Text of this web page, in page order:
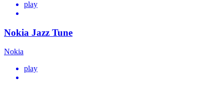
play
Nokia Jazz Tune
Nokia
play